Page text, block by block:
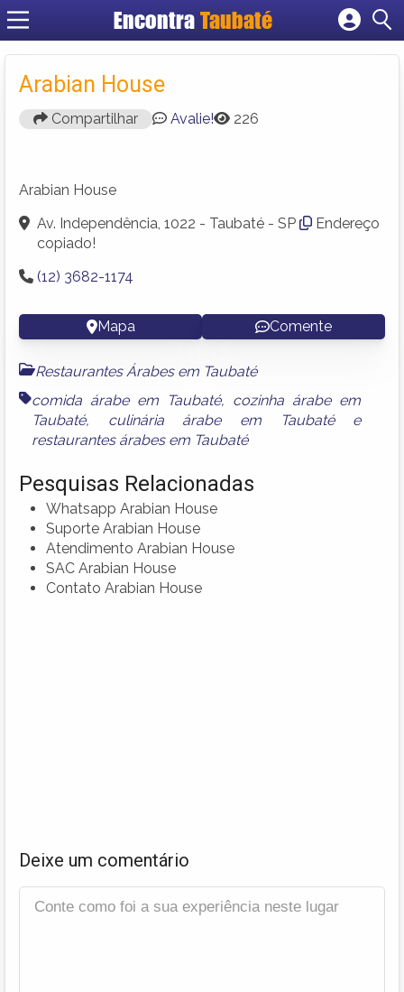
EncontraTaubaté
Cadastrar empresa
Arabian House
Compartilhar Avalie! 226
Arabian House
Av. Independência, 1022 - Taubaté - SP
Endereço
copiado!
(12) 3682-1174
Mapa Comente
Restaurantes Árabes em Taubaté
comida árabe em Taubaté, cozinha árabe em
Taubaté, culinária árabe em Taubatée
restaurantes árabes em Taubaté
Pesquisas Relacionadas
Whatsapp Arabian House
Suporte Arabian House
Atendimento Arabian House
SAC Arabian House
Contato Arabian House
Deixe um comentário